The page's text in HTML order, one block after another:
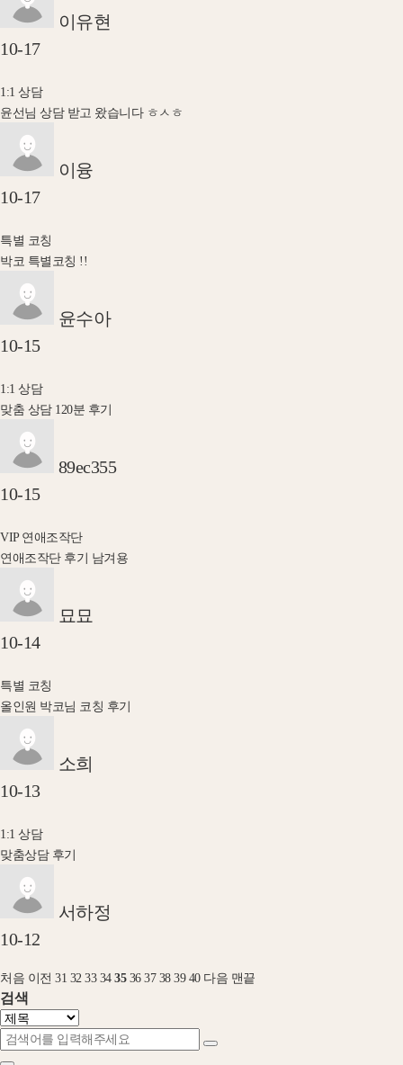
이유현
10-17
1:1 상담
윤선님 상담 받고 왔습니다 ㅎㅅㅎ
이융
10-17
특별 코칭
박코 특별코칭 !!
윤수아
10-15
1:1 상담
맞춤 상담 120분 후기
89ec355
10-15
VIP 연애조작단
연애조작단 후기 남겨용
묘묘
10-14
특별 코칭
올인원 박코님 코칭 후기
소희
10-13
1:1 상담
맞춤상담 후기
서하정
10-12
처음 이전 31 32 33 34 35 36 37 38 39 40 다음 맨끝
검색